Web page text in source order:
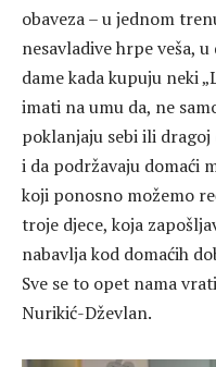
obaveza – u jednom
nesavladive hrpe veša,
dame kada kupuju neki
imati na umu da, ne
poklanjaju sebi ili
i da podržavaju domaći
koji ponosno možemo
troje djece, koja
nabavlja kod domaćih
Sve se to opet nama
Nurikić-Dževlan.